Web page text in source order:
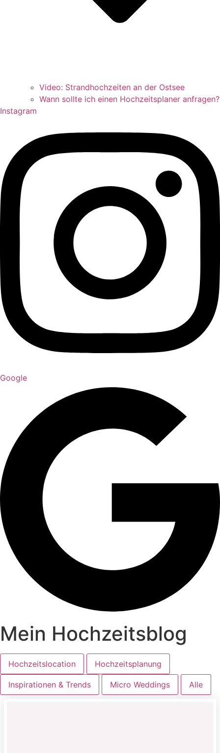
Video: Strandhochzeiten an der Ostsee
Wann sollte ich einen Hochzeitsplaner anfragen?
Instagram
Google
Mein Hochzeitsblog
Hochzeitslocation Hochzeitsplanung
Inspirationen & Trends Micro Weddings Alle